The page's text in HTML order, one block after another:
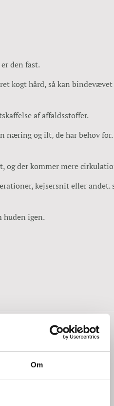
Om
den fast.
kogt hård, så kan
af affaldsstoffer.
næring og ilt, de har behov
og der kommer mere
kejsersnit eller andet.
huden igen.